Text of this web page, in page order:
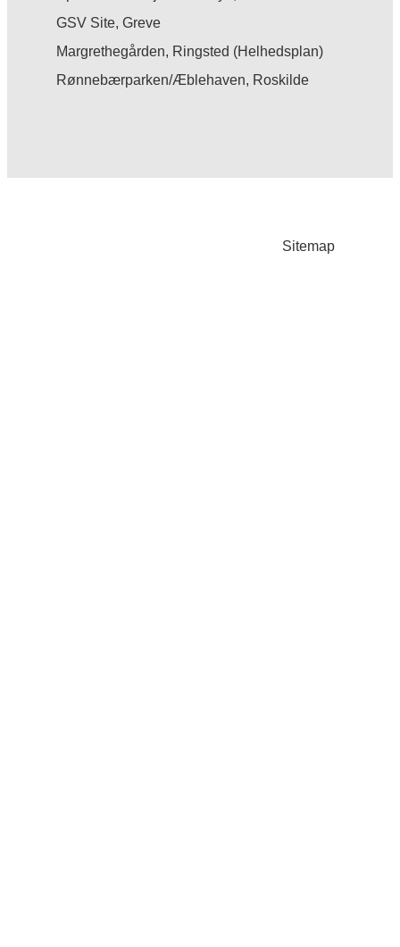
GSV Site, Greve
Margrethegården, Ringsted (Helhedsplan)
Rønnebærparken/Æblehaven, Roskilde
Sitemap